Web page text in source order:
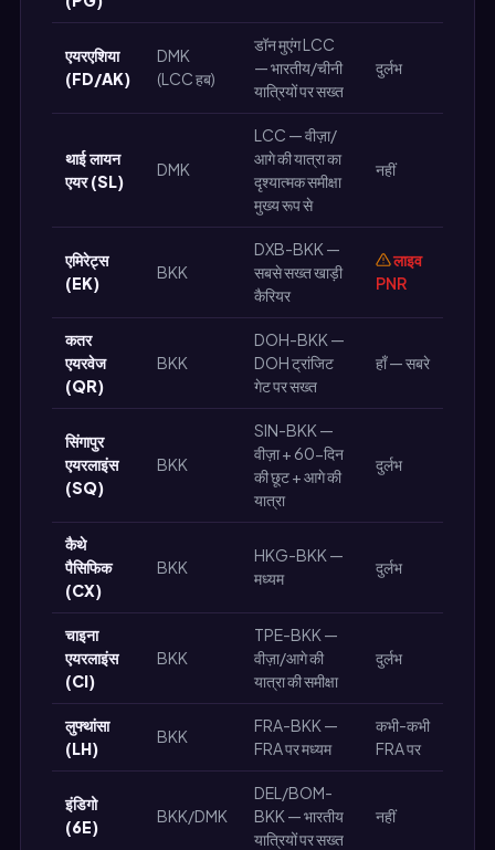
एयरएशिया
(FD/AK)
DMK
(LCC हब)
डॉन मुएंग LCC
— भारतीय/चीनी
यात्रियों पर सख्त
दुर्लभ
थाई लायन
एयर (SL)
DMK
LCC — वीज़ा/
आगे की यात्रा का
दृश्यात्मक समीक्षा
मुख्य रूप से
नहीं
एमिरेट्स
(EK)
BKK
DXB-BKK —
सबसे सख्त खाड़ी
कैरियर
लाइव
PNR
कतर
एयरवेज
(QR)
BKK
DOH-BKK —
DOH ट्रांजिट
गेट पर सख्त
हाँ — सबरे
सिंगापुर
एयरलाइंस
(SQ)
BKK
SIN-BKK —
वीज़ा + 60-दिन
की छूट + आगे की
यात्रा
दुर्लभ
कैथे
पैसिफिक
(CX)
BKK
HKG-BKK —
मध्यम
दुर्लभ
चाइना
एयरलाइंस
(CI)
BKK
TPE-BKK —
वीज़ा/आगे की
यात्रा की समीक्षा
दुर्लभ
लुफ्थांसा
(LH)
BKK
FRA-BKK —
FRA पर मध्यम
कभी-कभी
FRA पर
इंडिगो
(6E)
BKK/DMK
DEL/BOM-
BKK — भारतीय
यात्रियों पर सख्त
नहीं